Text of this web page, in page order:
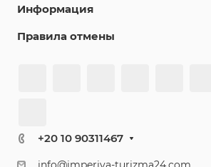
Недвижимость
Компания